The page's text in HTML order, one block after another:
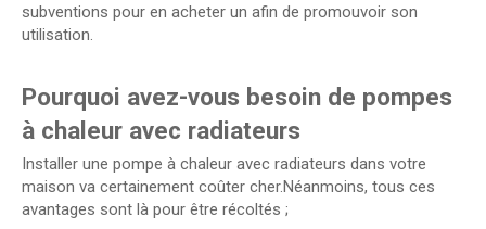
subventions pour en acheter un afin de promouvoir son
utilisation.
Pourquoi avez-vous besoin de pompes
à chaleur avec radiateurs
Installer une pompe à chaleur avec radiateurs dans votre
maison va certainement coûter cher.Néanmoins, tous ces
avantages sont là pour être récoltés ;